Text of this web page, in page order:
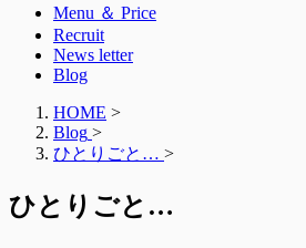
Menu ＆ Price
Recruit
News letter
Blog
HOME >
Blog >
ひとりごと… >
ひとりごと…